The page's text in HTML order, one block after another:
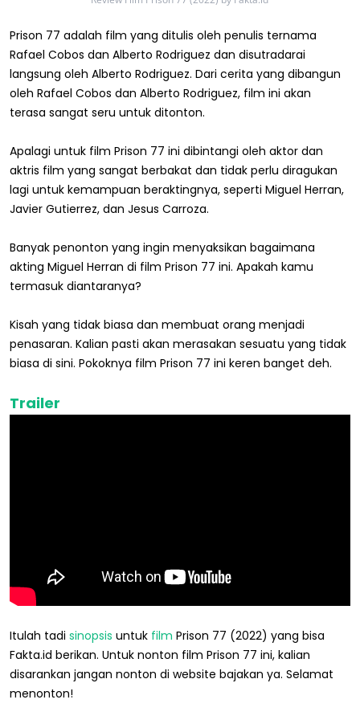
Prison 77 adalah film yang ditulis oleh penulis ternama
Rafael Cobos dan Alberto Rodriguez dan disutradarai
langsung oleh Alberto Rodriguez. Dari cerita yang dibangun
oleh Rafael Cobos dan Alberto Rodriguez, film ini akan
terasa sangat seru untuk ditonton.
Apalagi untuk film Prison 77 ini dibintangi oleh aktor dan
aktris film yang sangat berbakat dan tidak perlu diragukan
lagi untuk kemampuan beraktingnya, seperti Miguel Herran,
Javier Gutierrez, dan Jesus Carroza.
Banyak penonton yang ingin menyaksikan bagaimana
akting Miguel Herran di film Prison 77 ini. Apakah kamu
termasuk diantaranya?
Kisah yang tidak biasa dan membuat orang menjadi
penasaran. Kalian pasti akan merasakan sesuatu yang tidak
biasa di sini. Pokoknya film Prison 77 ini keren banget deh.
Trailer
Itulah tadi sinopsis untuk film Prison 77 (2022) yang bisa
Fakta.id berikan. Untuk nonton film Prison 77 ini, kalian
disarankan jangan nonton di website bajakan ya. Selamat
menonton!